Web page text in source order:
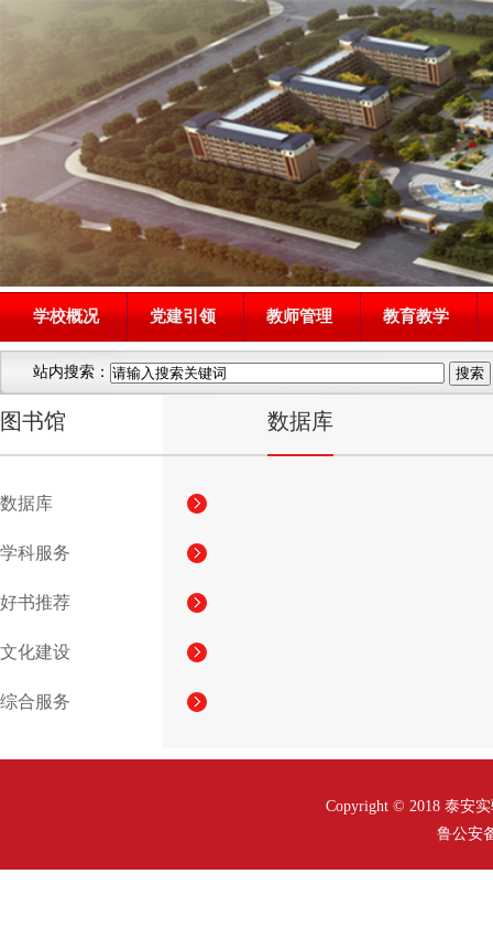
学校概况 党建引领 教师管理 教育教学
站内搜索：
图书馆
数据库
学科服务
好书推荐
文化建设
综合服务
数据库
Copyright © 2018 泰安
鲁公安